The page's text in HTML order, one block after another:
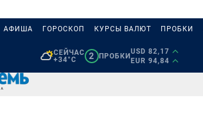
АФИША ГОРОСКОП КУРСЫ ВАЛЮТ ПРОБКИ
СЕЙЧАС
+34°C
2 ПРОБКИ
USD 82,17
EUR 94,84